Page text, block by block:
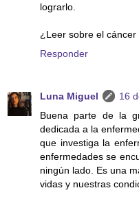
lograrlo.
¿Leer sobre el
Responder
Luna Miguel
16
Buena parte de la
dedicada a la
que investiga la
enfermedades se
ningún lado. Es una
vidas y nuestras